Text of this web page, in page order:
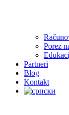
Porez
Partneri
Blog
Kontakt